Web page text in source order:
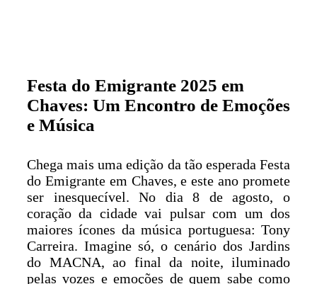
Festa do Emigrante 2025 em
Chaves: Um Encontro de Emoções
e Música
Chega mais uma edição da tão esperada Festa
do Emigrante em Chaves, e este ano promete
ser inesquecível. No dia 8 de agosto, o
coração da cidade vai pulsar com um dos
maiores ícones da música portuguesa: Tony
Carreira. Imagine só, o cenário dos Jardins
do MACNA, ao final da noite, iluminado
pelas vozes e emoções de quem sabe como